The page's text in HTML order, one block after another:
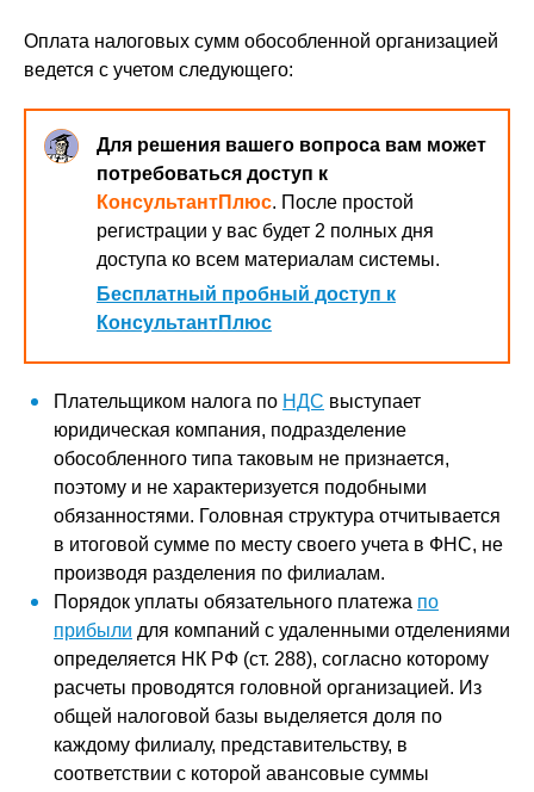
Оплата налоговых сумм обособленной организацией
ведется с учетом следующего:
Для решения вашего вопроса вам может
потребоваться доступ к
КонсультантПлюс. После простой
регистрации у вас будет 2 полных дня
доступа ко всем материалам системы.
Бесплатный пробный доступ к
КонсультантПлюс
Плательщиком налога по НДС выступает
юридическая компания, подразделение
обособленного типа таковым не признается,
поэтому и не характеризуется подобными
обязанностями. Головная структура отчитывается
в итоговой сумме по месту своего учета в ФНС, не
производя разделения по филиалам.
Порядок уплаты обязательного платежа по
прибыли для компаний с удаленными отделениями
определяется НК РФ (ст. 288), согласно которому
расчеты проводятся головной организацией. Из
общей налоговой базы выделяется доля по
каждому филиалу, представительству, в
соответствии с которой авансовые суммы